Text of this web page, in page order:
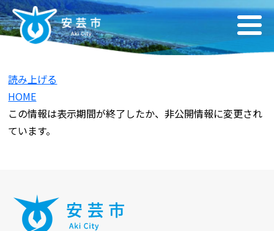
読み上げる
HOME
この情報は表示期間が終了したか、非公開情報に変更され
ています。